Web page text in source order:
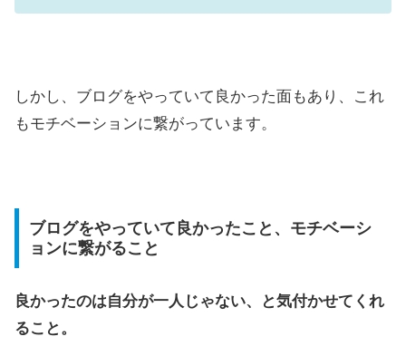
しかし、ブログをやっていて良かった面もあり、これ
もモチベーションに繋がっています。
ブログをやっていて良かったこと、モチベーシ
ョンに繋がること
良かったのは自分が一人じゃない、と気付かせてくれ
ること。